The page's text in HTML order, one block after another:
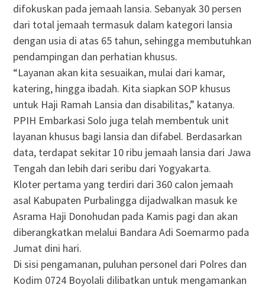
difokuskan pada jemaah lansia. Sebanyak 30 persen
dari total jemaah termasuk dalam kategori lansia
dengan usia di atas 65 tahun, sehingga membutuhkan
pendampingan dan perhatian khusus.
“Layanan akan kita sesuaikan, mulai dari kamar,
katering, hingga ibadah. Kita siapkan SOP khusus
untuk Haji Ramah Lansia dan disabilitas,” katanya.
PPIH Embarkasi Solo juga telah membentuk unit
layanan khusus bagi lansia dan difabel. Berdasarkan
data, terdapat sekitar 10 ribu jemaah lansia dari Jawa
Tengah dan lebih dari seribu dari Yogyakarta.
Kloter pertama yang terdiri dari 360 calon jemaah
asal Kabupaten Purbalingga dijadwalkan masuk ke
Asrama Haji Donohudan pada Kamis pagi dan akan
diberangkatkan melalui Bandara Adi Soemarmo pada
Jumat dini hari.
Di sisi pengamanan, puluhan personel dari Polres dan
Kodim 0724 Boyolali dilibatkan untuk mengamankan